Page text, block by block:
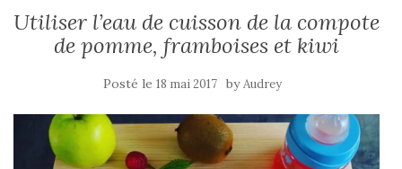
Utiliser l’eau de cuisson de la compote
de pomme, framboises et kiwi
Posté le 18 mai 2017 byAudrey